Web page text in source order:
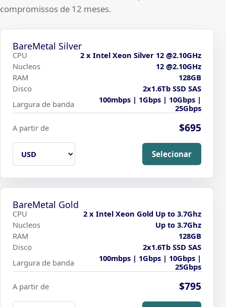
compromissos de 12 meses.
BareMetal Silver
CPU
2 x Intel Xeon Silver 12 @2.10GHz
Nucleos
12 @2.10GHz
RAM
128GB
Disco
2x1.6Tb SSD SAS
Largura de banda
100mbps | 1Gbps | 10Gbps |
25Gbps
A partir de
$695
Selecionar
BareMetal Gold
CPU
2 x Intel Xeon Gold Up to 3.7Ghz
Nucleos
Up to 3.7Ghz
RAM
128GB
Disco
2x1.6Tb SSD SAS
Largura de banda
100mbps | 1Gbps | 10Gbps |
25Gbps
A partir de
$795